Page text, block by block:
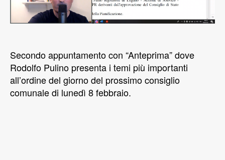
Secondo appuntamento con “Anteprima” dove
Rodolfo Pulino presenta i temi più importanti
all’ordine del giorno del prossimo consiglio
comunale di lunedì 8 febbraio.